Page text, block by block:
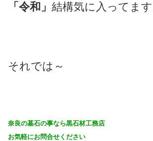
「令和」 結構気に入ってます
それでは～
奈良の墓石の事なら黒石材工務店
お気軽にお問合せください